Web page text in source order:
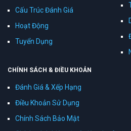
Cấu Trúc Đánh Giá
Hoạt Động
Tuyển Dụng
CHÍNH SÁCH & ĐIỀU KHOẢN
Đánh Giá & Xếp Hạng
Điều Khoản Sử Dụng
Chính Sách Bảo Mật